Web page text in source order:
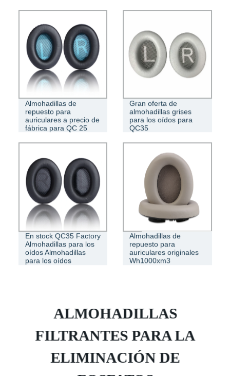
Almohadillas de
repuesto para
auriculares a precio de
fábrica para QC 25
Gran oferta de
almohadillas grises
para los oídos para
QC35
En stock QC35 Factory
Almohadillas para los
oídos Almohadillas
para los oídos
Almohadillas de
repuesto para
auriculares originales
Wh1000xm3
ALMOHADILLAS
FILTRANTES PARA LA
ELIMINACIÓN DE